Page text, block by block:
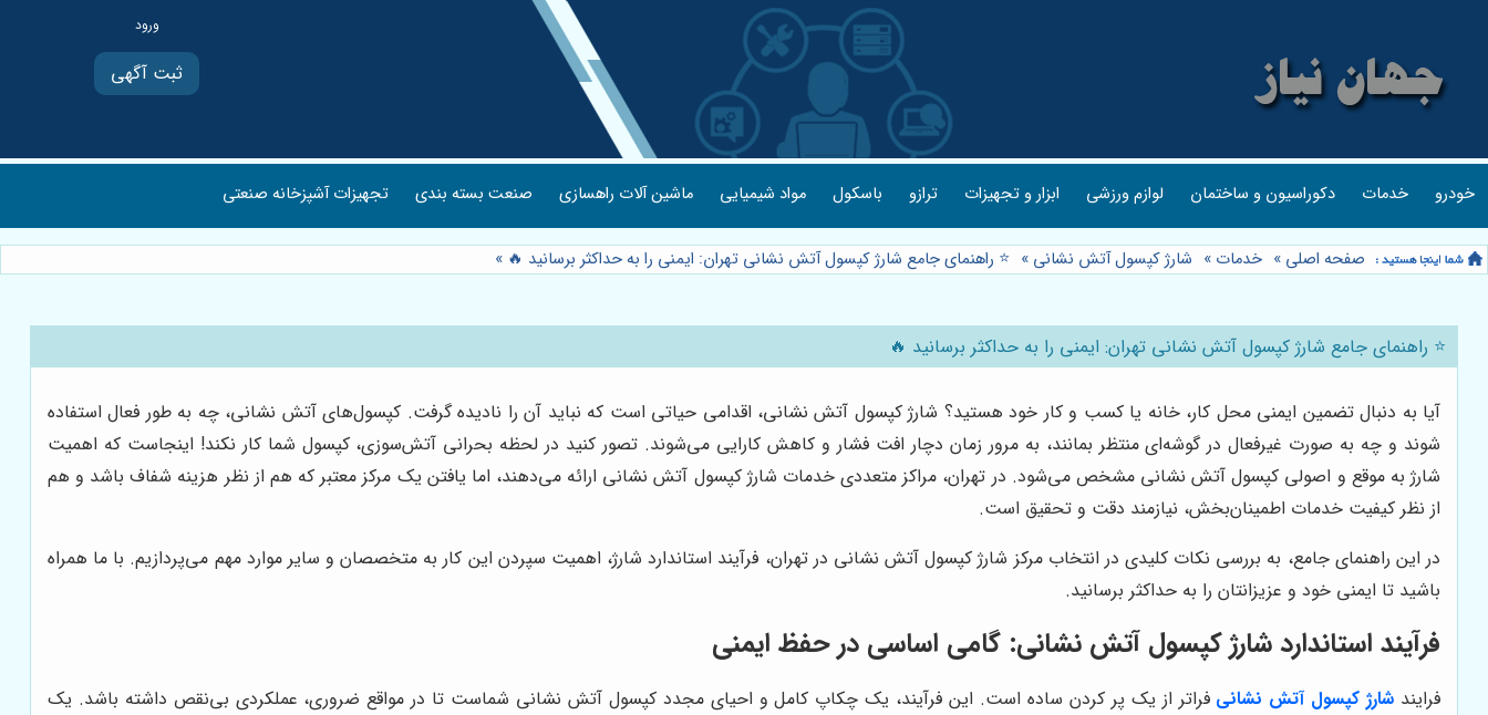
ثبت آگهی
خودرو خدمات دکوراسیون و ساختمان لوازم ورزشی ابزار و تجهیزات ترازو باسکول مواد شیمیایی ماشین آلات راهسازی صنعت بسته بندی تجهیزات آشپزخانه صنعتی
صفحه اصلی » خدمات » شارژ کپسول آتش نشانی » ⭐️ راهنمای جامع شارژ کپسول آتش نشانی تهران: ایمنی را به حداکثر برسانید 🔥 »
⭐️ راهنمای جامع شارژ کپسول آتش نشانی تهران: ایمنی را به حداکثر برسانید 🔥
آیا به دنبال تضمین ایمنی محل کار، خانه یا کسب و کار خود هستید؟ شارژ کپسول آتش نشانی، اقدامی حیاتی است که نباید آن را نادیده گرفت. کپسول‌های آتش نشانی، چه به طور فعال استفاده
شوند و چه به صورت غیرفعال در گوشه‌ای منتظر بمانند، به مرور زمان دچار افت فشار و کاهش کارایی می‌شوند. تصور کنید در لحظه بحرانی آتش‌سوزی، کپسول شما کار نکند! اینجاست که اهمیت
شارژ به موقع و اصولی کپسول آتش نشانی مشخص می‌شود. در تهران، مراکز متعددی خدمات شارژ کپسول آتش نشانی ارائه می‌دهند، اما یافتن یک مرکز معتبر که هم از نظر هزینه شفاف باشد و هم
از نظر کیفیت خدمات اطمینان‌بخش، نیازمند دقت و تحقیق است.
در این راهنمای جامع، به بررسی نکات کلیدی در انتخاب مرکز شارژ کپسول آتش نشانی در تهران، فرآیند استاندارد شارژ، اهمیت سپردن این کار به متخصصان و سایر موارد مهم می‌پردازیم. با ما همراه
باشید تا ایمنی خود و عزیزانتان را به حداکثر برسانید.
فرآیند استاندارد شارژ کپسول آتش نشانی: گامی اساسی در حفظ ایمنی
فرایند شارژ کپسول آتش نشانی فراتر از یک پر کردن ساده است. این فرآیند، یک چکاپ کامل و احیای مجدد کپسول آتش نشانی شماست تا در مواقع ضروری، عملکردی بی‌نقص داشته باشد. یک